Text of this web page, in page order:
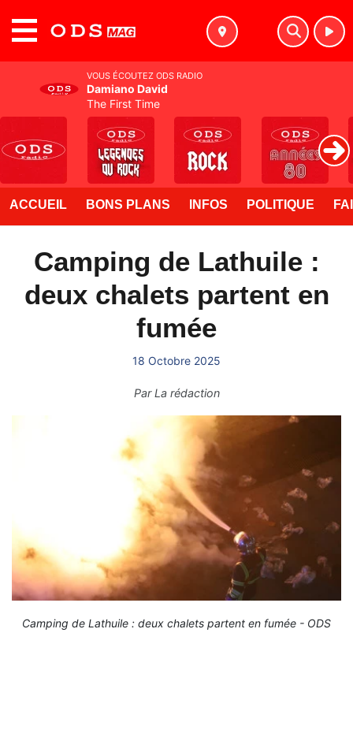
ACCUEIL BONS PLANS INFOS POLITIQUE
Camping de Lathuile :
deux chalets partent en
fumée
18 Octobre 2025
ParLa rédaction
Camping de Lathuile : deux chalets partent en fumée - ODS
VOUS ÉCOUTEZ ODS RADIO
Damiano David
The First Time